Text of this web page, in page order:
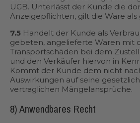
UGB. Unterlässt der Kunde die
Anzeigepflichten, gilt die Ware
7.5 Handelt der Kunde als
gebeten, angelieferte Waren mit
Transportschäden bei dem
und den Verkäufer hiervon in
Kommt der Kunde dem nicht
Auswirkungen auf seine
vertraglichen Mängelansprüche.
8) Anwendbares Recht